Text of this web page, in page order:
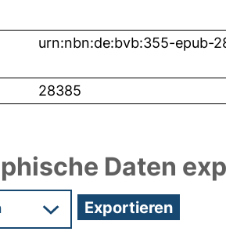
urn:nbn:de:bvb:355-epub-
28385
Daten